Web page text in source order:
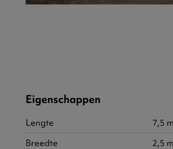
Eigenschappen
Lengte
7,5 m
Breedte
2,5 m